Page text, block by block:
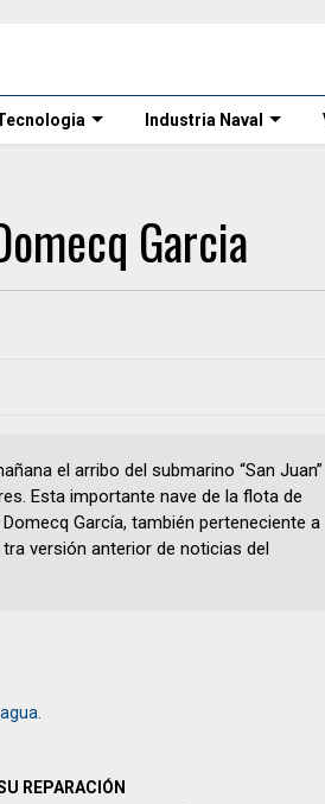
Industria Naval
Garcia
el arribo del submarino “San Juan”
Esta importante nave de la flota de
García, también perteneciente a
versión anterior de noticias del
REPARACIÓN